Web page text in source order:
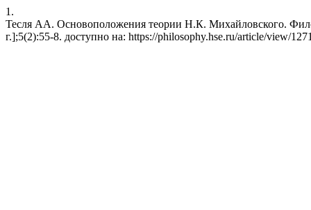
1.
Тесля АА. Основоположения теории Н.К. Михайловского.
г.];5(2):55-8. доступно на: https://philosophy.hse.ru/article/view/